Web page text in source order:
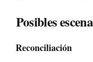
Posibles
Reconciliación